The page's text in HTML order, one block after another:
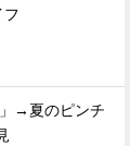
フ
」→夏のピンチ